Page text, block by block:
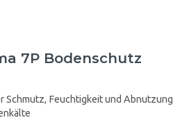
7P Bodenschutz
Schmutz, Feuchtigkeit und Abnutzung